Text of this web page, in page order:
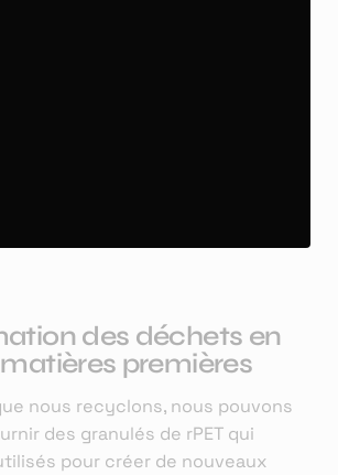
des déchets en
premières
nous recyclons, nous pouvons
des granulés de rPET qui
pour créer de nouveaux